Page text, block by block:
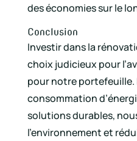
des économies sur le
Conclusion
Investir dans la
choix judicieux pour
pour notre
consommation
solutions durables,
l’environnement et